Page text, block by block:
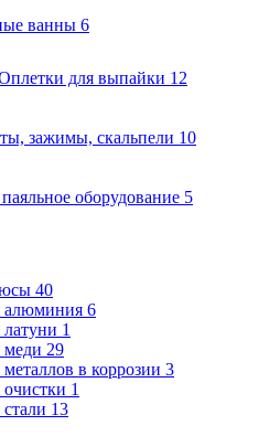
ванны 6
для выпайки 12
зажимы, скальпели 10
оборудование 5
40
алюминия 6
1
29
в коррозии 3
1
13